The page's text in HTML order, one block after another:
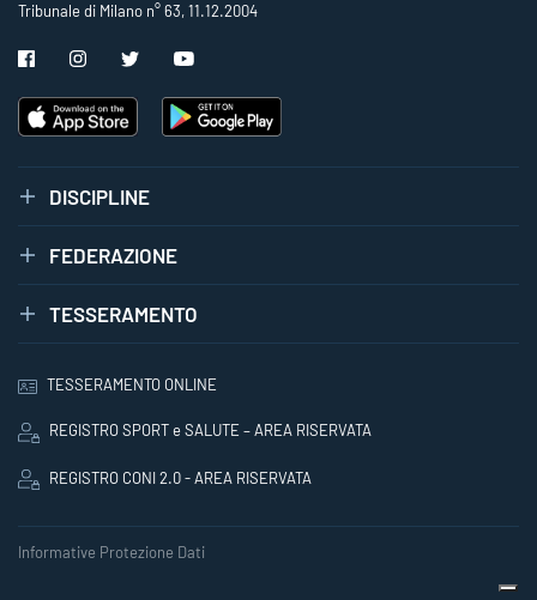
Tribunale di Milano n° 63, 11.12.2004
DISCIPLINE
FEDERAZIONE
TESSERAMENTO
TESSERAMENTO ONLINE
REGISTRO SPORT e SALUTE – AREA RISERVATA
REGISTRO CONI 2.0 - AREA RISERVATA
Informative Protezione Dati